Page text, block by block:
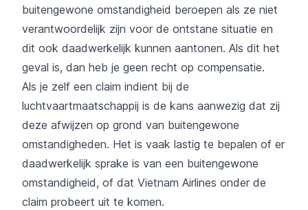
buitengewone omstandigheid beroepen als ze niet
verantwoordelijk zijn voor de ontstane situatie en
dit ook daadwerkelijk kunnen aantonen. Als dit het
geval is, dan heb je geen recht op compensatie.
Als je zelf een claim indient bij de
luchtvaartmaatschappij is de kans aanwezig dat zij
deze afwijzen op grond van buitengewone
omstandigheden. Het is vaak lastig te bepalen of er
daadwerkelijk sprake is van een buitengewone
omstandigheid, of dat Vietnam Airlines onder de
claim probeert uit te komen.